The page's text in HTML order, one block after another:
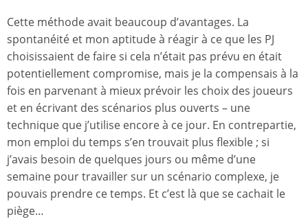
Cette méthode avait beaucoup d’avantages. La
spontanéité et mon aptitude à réagir à ce que les PJ
choisissaient de faire si cela n’était pas prévu en était
potentiellement compromise, mais je la compensais à la
fois en parvenant à mieux prévoir les choix des joueurs
et en écrivant des scénarios plus ouverts – une
technique que j’utilise encore à ce jour. En contrepartie,
mon emploi du temps s’en trouvait plus flexible ; si
j’avais besoin de quelques jours ou même d’une
semaine pour travailler sur un scénario complexe, je
pouvais prendre ce temps. Et c’est là que se cachait le
piège…